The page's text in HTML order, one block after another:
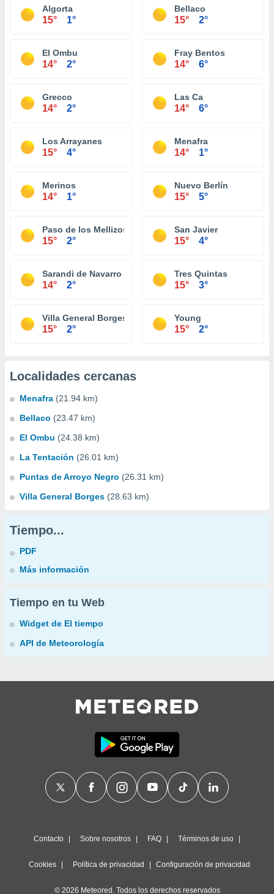
Algorta
15° 1°
Bellaco
15° 2°
El Ombu
14° 2°
Fray Bentos
14° 6°
Grecco
14° 2°
Las Ca
14° 6°
Los Arrayanes
15° 4°
Menafra
14° 1°
Merinos
14° 1°
Nuevo Berlín
15° 5°
Paso de los Mellizos
15° 2°
San Javier
15° 4°
Sarandi de Navarro
14° 2°
Tres Quintas
15° 3°
Villa General Borges
15° 2°
Young
15° 2°
Localidades cercanas
Menafra (21.94 km)
Bellaco (23.47 km)
El Ombu (24.38 km)
La Tentación (26.01 km)
Puntas de Arroyo Negro (26.31 km)
Villa General Borges (28.63 km)
Tiempo...
PDF
Más información
Tiempo en tu Web
Widget de El tiempo
API de Meteorología
Contacto Sobre nosotros FAQ Términos de uso
Cookies Política de privacidad Configuración de privacidad
© 2026 Meteored. Todos los derechos reservados